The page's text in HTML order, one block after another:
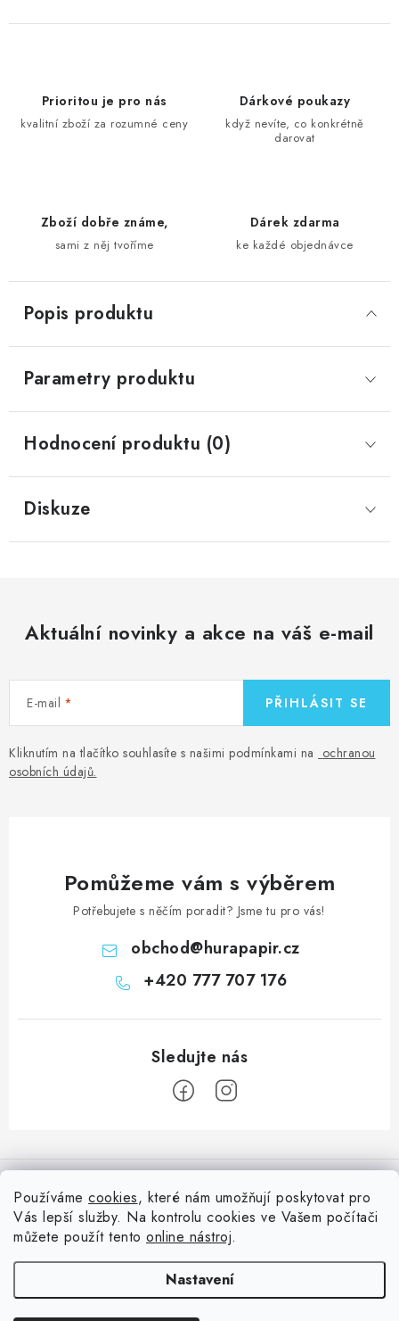
Používáme cookies, které nám umožňují poskytovat pro
Vás lepší služby. Na kontrolu cookies ve Vašem počítači
můžete použít tento online nástroj.
Nastavení
Prioritou je pro nás
kvalitní zboží za rozumné ceny
Dárkové poukazy
když nevíte, co konkrétně
darovat
Zboží dobře známe,
sami z něj tvoříme
Dárek zdarma
ke každé objednávce
Popis produktu
Parametry produktu
Hodnocení produktu (0)
Diskuze
Aktuální novinky a akce na váš e-mail
E-mail
Kliknutím na tlačítko souhlasíte s našimi podmínkami na ochranou
osobních údajů.
PŘIHLÁSIT SE
Pomůžeme vám s výběrem
Potřebujete s něčím poradit? Jsme tu pro vás!
obchod@hurapapir.cz
+420 777 707 176
á
Doprava
Nepřehlédněte
Blog s nápady a návody
Slovník pojmů, české návody